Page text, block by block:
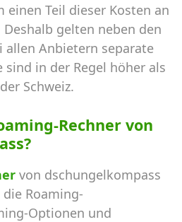
einen Teil dieser Kosten an
gelten neben den
allen Anbietern separate
sind in der Regel höher als
Schweiz.
Rechner von
von dschungelkompass
Roaming-
Optionen und